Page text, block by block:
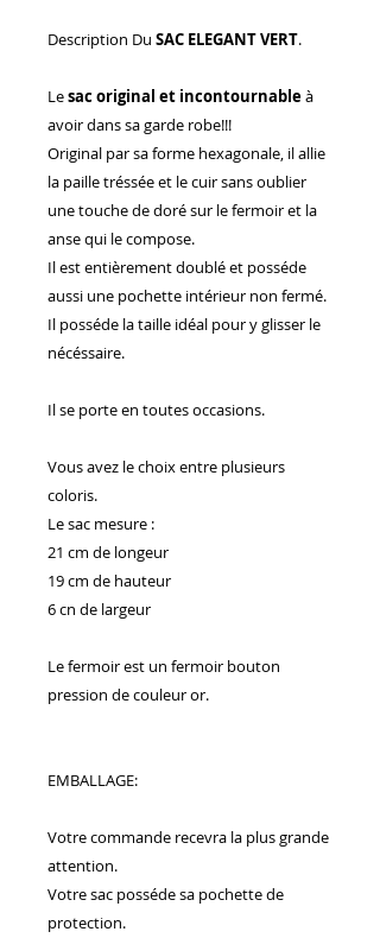
Description Du SAC ELEGANT VERT.
Lesac original et incontournableà
avoir dans sa garde robe!!!
Original par sa forme hexagonale, il allie
la paille tréssée et le cuir sans oublier
une touche de doré sur le fermoir et la
anse qui le compose.
Il est entièrement doublé et posséde
aussi une pochette intérieur non fermé.
Il posséde la taille idéal pour y glisser le
nécéssaire.
Il se porte en toutes occasions.
Vous avez le choix entre plusieurs
coloris.
Le sac mesure :
21 cm de longeur
19 cm de hauteur
6 cn de largeur
Le fermoir est un fermoir bouton
pression de couleur or.
EMBALLAGE:
Votre commande recevra la plus grande
attention.
Votre sac posséde sa pochette de
protection.